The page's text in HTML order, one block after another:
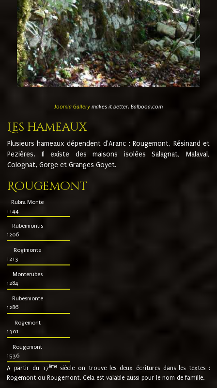
Joomla Gallerymakes it better. Balbooa.com
Les hameaux
Plusieurs hameaux dépendent d'Aranc : Rougemont, Résinand et
Pezières. Il existe des maisons isolées Salagnat, Malaval,
Colognat, Gorge et Granges Goyet.
Rougemont
Rubra Monte
1144
Rubeimontis
1206
Rogimonte
1213
Monterubes
1284
Rubesmonte
1286
Rogemont
1301
Rougemont
1536
A partir du 17ème siècle on trouve les deux écritures dans les textes :
Rogemont ou Rougemont. Cela est valable aussi pour le nom de famille.